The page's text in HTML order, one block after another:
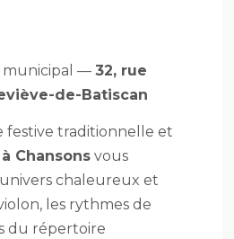
municipal — 32, rue
de-Batiscan
festive traditionnelle et
Chansons vous
chaleureux et
les rythmes de
du répertoire